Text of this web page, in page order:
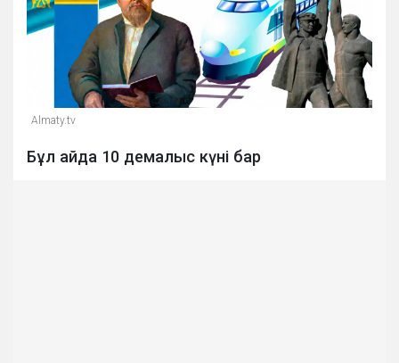
Almaty.tv
Бұл айда 10 демалыс күні бар